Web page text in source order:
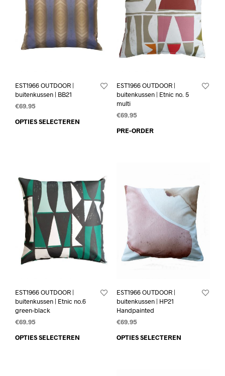
EST1966 OUTDOOR |
buitenkussen | BB21
€69.95
OPTIES SELECTEREN
EST1966 OUTDOOR |
buitenkussen | Etnic no. 5
multi
€69.95
PRE-ORDER
EST1966 OUTDOOR |
buitenkussen | Etnic no.6
green-black
€69.95
OPTIES SELECTEREN
EST1966 OUTDOOR |
buitenkussen | HP21
Handpainted
€69.95
OPTIES SELECTEREN